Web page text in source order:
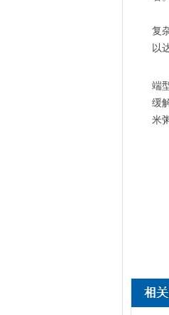
复
以
端
缓
米